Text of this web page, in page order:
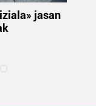
jasan